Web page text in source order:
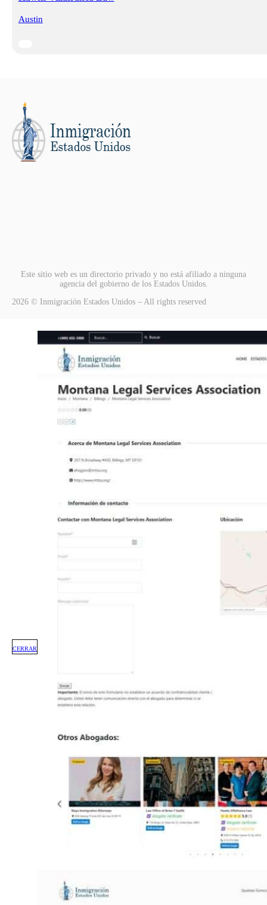
Austin
Este sitio web es un directorio privado y no está afiliado a ninguna
agencia del gobierno de los Estados Unidos.
2026 © Inmigración Estados Unidos – All rights reserved
CERRAR